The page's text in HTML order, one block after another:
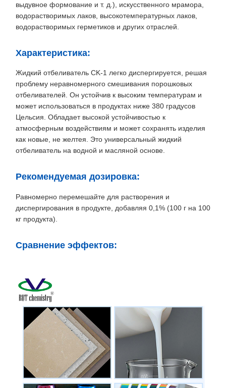
выдувное формование и т. д.), искусственного мрамора,
водорастворимых лаков, высокотемпературных лаков,
водорастворимых герметиков и других отраслей.
Характеристика:
Жидкий отбеливатель CK-1 легко диспергируется, решая
проблему неравномерного смешивания порошковых
отбеливателей. Он устойчив к высоким температурам и
может использоваться в продуктах ниже 380 градусов
Цельсия. Обладает высокой устойчивостью к
атмосферным воздействиям и может сохранять изделия
как новые, не желтея. Это универсальный жидкий
отбеливатель на водной и масляной основе.
Рекомендуемая дозировка:
Равномерно перемешайте для растворения и
диспергирования в продукте, добавляя 0,1% (100 г на 100
кг продукта).
Сравнение эффектов: